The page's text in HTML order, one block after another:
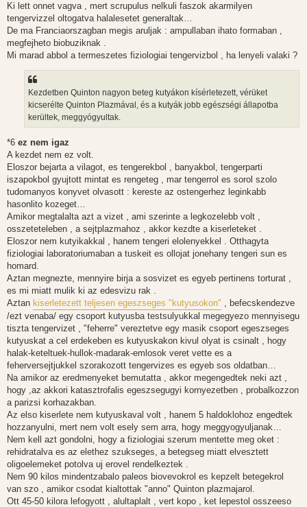
Ki lett onnet vagva , mert scrupulus nelkuli faszok akarmilyen
tengervizzel oltogatva halalesetet generaltak…
De ma Franciaorszagban megis aruljak : ampullaban ihato formaban ,
megfejheto biobuziknak .
Mi marad abbol a termeszetes fiziologiai tengervizbol , ha lenyeli valaki ?
Kezdetben Quinton nagyon beteg kutyákon kísérletezett, vérüket
kicserélte Quinton Plazmával, és a kutyák jobb egészségi állapotba
kerültek, meggyógyultak.
*6 ez nem igaz
A kezdet nem ez volt.
Eloszor bejarta a vilagot, es tengerekbol , banyakbol, tengerparti
iszapokbol gyujtott mintat es rengeteg , mar tengerrol es sorol szolo
tudomanyos konyvet olvasott : kereste az ostengerhez leginkabb
hasonlito kozeget…
Amikor megtalalta azt a vizet , ami szerinte a legkozelebb volt ,
osszeteteleben , a sejtplazmahoz , akkor kezdte a kiserleteket .
Eloszor nem kutyikakkal , hanem tengeri elolenyekkel . Otthagyta
fiziologiai laboratoriumaban a tuskeit es ollojat jonehany tengeri sun es
homard.
Aztan megnezte, mennyire birja a sosvizet es egyeb pertinens torturat ,
es mi miatt mulik ki az edesvizu rak .
Aztan kiserletezett teljesen egeszseges "kutyusokon" , befecskendezve
/ezt venaba/ egy csoport kutyusba testsulyukkal megegyezo mennyisegu
tiszta tengervizet , "feherre" vereztetve egy masik csoport egeszseges
kutyuskat a cel erdekeben es kutyuskakon kivul olyat is csinalt , hogy
halak-keteltuek-hullok-madarak-emlosok veret vette es a
feherversejtjukkel szorakozott tengervizes es egyeb sos oldatban…
Na amikor az eredmenyeket bemutatta , akkor megengedtek neki azt ,
hogy ,az akkori katasztrofalis egeszsegugyi kornyezetben , probalkozzon
a parizsi korhazakban.
Az elso kiserlete nem kutyuskaval volt , hanem 5 haldoklohoz engedtek
hozzanyulni, mert nem volt esely sem arra, hogy meggyogyuljanak…
Nem kell azt gondolni, hogy a fiziologiai szerum mentette meg oket :
rehidratalva es az elethez szukseges, a betegseg miatt elvesztett
oligoelemeket potolva uj erovel rendelkeztek .
Nem 90 kilos mindentzabalo paleos biovevokrol es kepzelt betegekrol
van szo , amikor csodat kialtottak "anno" Quinton plazmajarol.
Ott 45-50 kilora lefogyott , alultaplalt , vert kopo , ket lepestol osszeeso